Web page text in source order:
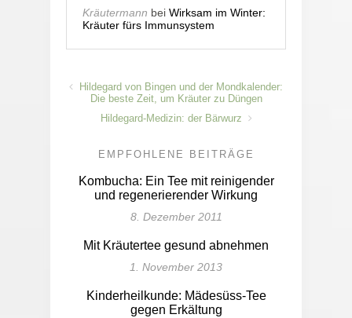
Kräutermann bei Wirksam im Winter:
Kräuter fürs Immunsystem
Hildegard von Bingen und der Mondkalender:
Die beste Zeit, um Kräuter zu Düngen
Hildegard-Medizin: der Bärwurz
EMPFOHLENE BEITRÄGE
Kombucha: Ein Tee mit reinigender
und regenerierender Wirkung
8. Dezember 2011
Mit Kräutertee gesund abnehmen
1. November 2013
Kinderheilkunde: Mädesüss-Tee
gegen Erkältung